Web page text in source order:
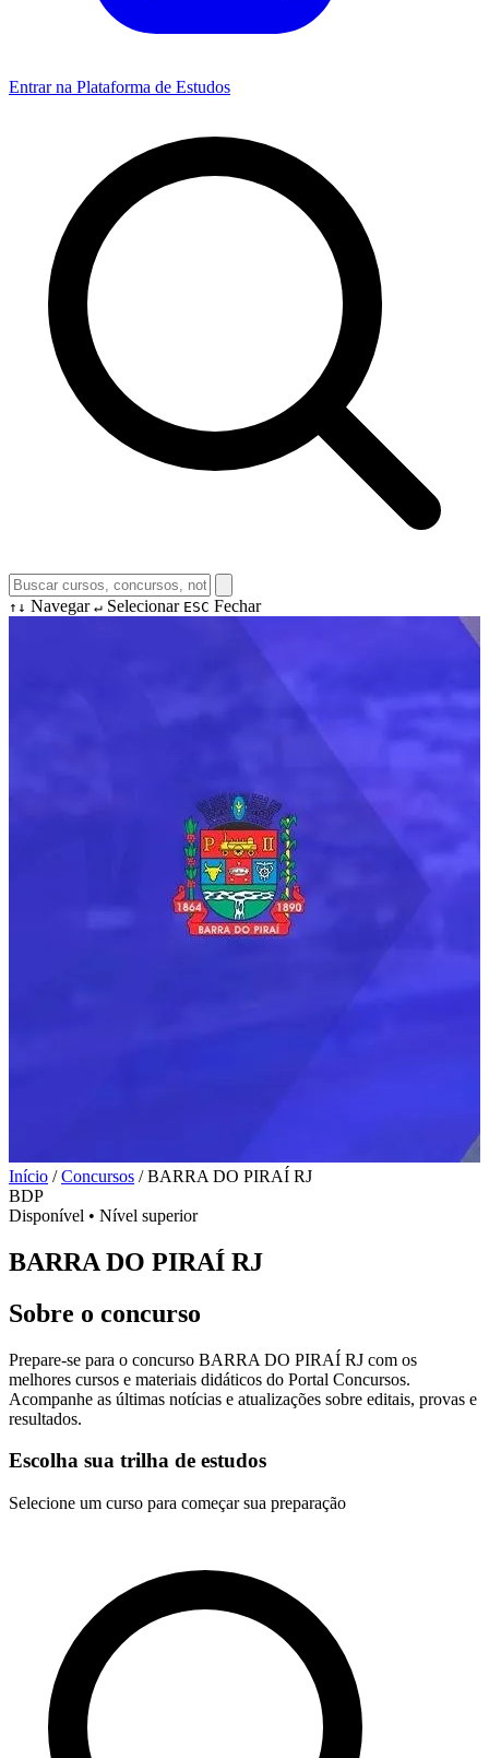
Entrar na Plataforma de Estudos
↑↓ Navegar ↵ Selecionar ESC Fechar
Início / Concursos / BARRA DO PIRAÍ RJ
BDP
Disponível • Nível superior
BARRA DO PIRAÍ RJ
Sobre o concurso
Prepare-se para o concurso BARRA DO PIRAÍ RJ com os
melhores cursos e materiais didáticos do Portal Concursos.
Acompanhe as últimas notícias e atualizações sobre editais, provas e
resultados.
Escolha sua trilha de estudos
Selecione um curso para começar sua preparação